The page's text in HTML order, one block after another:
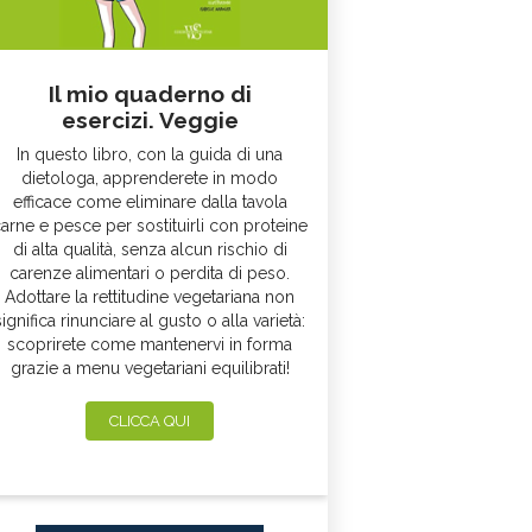
Il mio quaderno di
esercizi. Veggie
In questo libro, con la guida di una
dietologa, apprenderete in modo
efficace come eliminare dalla tavola
e pesce per sostituirli con proteine
di alta qualità, senza alcun rischio di
carenze alimentari o perdita di peso.
Adottare la rettitudine vegetariana non
rinunciare al gusto o alla varietà:
scoprirete come mantenervi in forma
grazie a menu vegetariani equilibrati!
CLICCA QUI